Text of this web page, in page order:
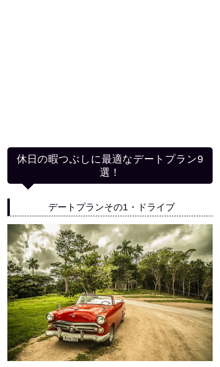
休日の暇つぶしに最適なデートプラン9
選！
デートプランその1・ドライブ